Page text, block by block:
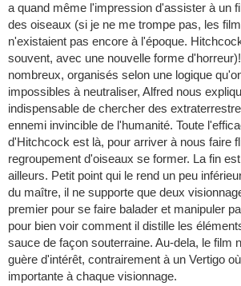
a quand même l'impression d'assister à un
des oiseaux (si je ne me trompe pas, les
n'existaient pas encore à l'époque.
souvent, avec une nouvelle forme
nombreux, organisés selon une logique
impossibles à neutraliser, Alfred nous
indispensable de chercher des
ennemi invincible de l'humanité. Toute
d'Hitchcock est là, pour arriver à nous faire
regroupement d'oiseaux se former. La fin
ailleurs. Petit point qui le rend un peu
du maître, il ne supporte que deux
premier pour se faire balader et manipuler
pour bien voir comment il distille les
sauce de façon souterraine. Au-dela, le film
guère d'intérêt, contrairement à un Vertigo
importante à chaque visionnage.